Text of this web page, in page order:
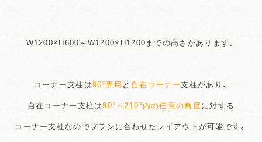
W1200×H600～W1200×H1200までの高さがあります。
コーナー支柱は90°専用 と 自在コーナー支柱があり、
自在コーナー支柱は90°～210°内の任意の角度に対する
コーナー支柱なのでプランに合わせたレイアウトが可能です。